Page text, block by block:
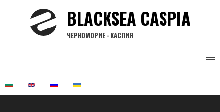
BLACKSEA CASPIA
ЧЕРНОМОРИЕ - КАСПИЯ